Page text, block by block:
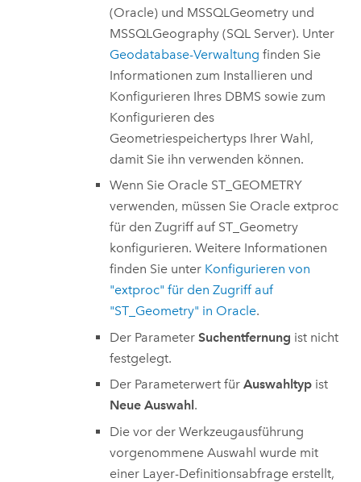
(Oracle) und MSSQLGeometry und
MSSQLGeography (SQL Server). Unter
Geodatabase-Verwaltung finden Sie
Informationen zum Installieren und
Konfigurieren Ihres DBMS sowie zum
Konfigurieren des
Geometriespeichertyps Ihrer Wahl,
damit Sie ihn verwenden können.
Wenn Sie OracleST_GEOMETRY
verwenden, müssen Sie Oracleextproc
für den Zugriff auf ST_Geometry
konfigurieren. Weitere Informationen
finden Sie unter Konfigurieren von
"extproc" für den Zugriff auf
"ST_Geometry" in Oracle.
Der Parameter Suchentfernung ist nicht
festgelegt.
Der Parameterwert für Auswahltypist
Neue Auswahl .
Die vor der Werkzeugausführung
vorgenommene Auswahl wurde mit
einer Layer-Definitionsabfrage erstellt,